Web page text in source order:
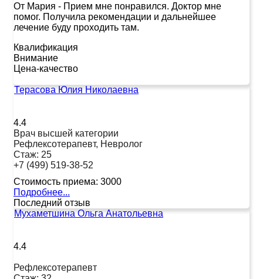
От Мария - Прием мне понравился. Доктор мне
помог. Получила рекомендации и дальнейшее
лечение буду проходить там.
Квалификация
Внимание
Цена-качество
Терасова Юлия Николаевна
4.4
Врач высшей категории
Рефлексотерапевт, Невролог
Стаж: 25
+7 (499) 519-38-52
Стоимость приема: 3000
Подробнее...
Последний отзыв
Мухаметшина Ольга Анатольевна
4.4
Рефлексотерапевт